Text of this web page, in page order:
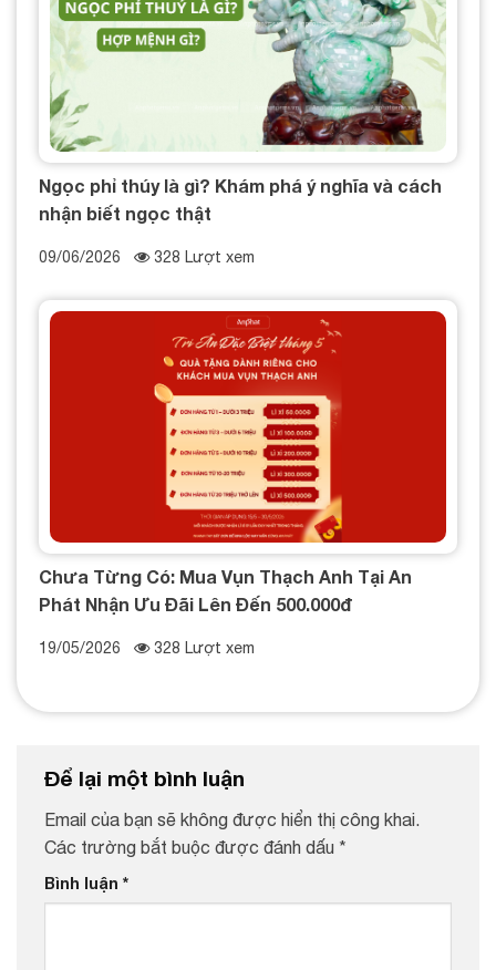
Ngọc phỉ thúy là gì? Khám phá ý nghĩa và cách
nhận biết ngọc thật
09/06/2026 328 Lượt xem
Chưa Từng Có: Mua Vụn Thạch Anh Tại An
Phát Nhận Ưu Đãi Lên Đến 500.000đ
19/05/2026 328 Lượt xem
Để lại một bình luận
Email của bạn sẽ không được hiển thị công khai.
Các trường bắt buộc được đánh dấu *
Bình luận *